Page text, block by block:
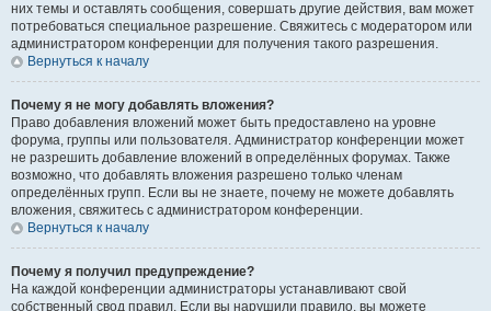
них темы и оставлять сообщения, совершать другие действия, вам может
потребоваться специальное разрешение. Свяжитесь с модератором или
администратором конференции для получения такого разрешения.
Вернуться к началу
Почему я не могу добавлять вложения?
Право добавления вложений может быть предоставлено на уровне
форума, группы или пользователя. Администратор конференции может
не разрешить добавление вложений в определённых форумах. Также
возможно, что добавлять вложения разрешено только членам
определённых групп. Если вы не знаете, почему не можете добавлять
вложения, свяжитесь с администратором конференции.
Вернуться к началу
Почему я получил предупреждение?
На каждой конференции администраторы устанавливают свой
собственный свод правил. Если вы нарушили правило, вы можете